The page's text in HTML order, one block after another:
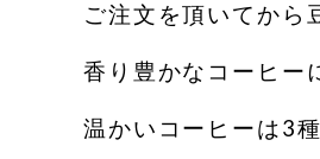
ご注文を頂いてから
香り豊かなコーヒー
温かいコーヒーは3